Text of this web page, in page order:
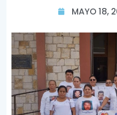
MAYO 18,